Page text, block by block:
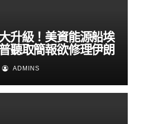
升級！美資能源船埃
聽取簡報欲修理伊朗
ADMINS